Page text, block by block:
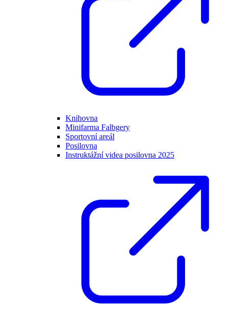
Knihovna
Minifarma Falbgery
Sportovní areál
Posilovna
Instruktážní videa posilovna 2025